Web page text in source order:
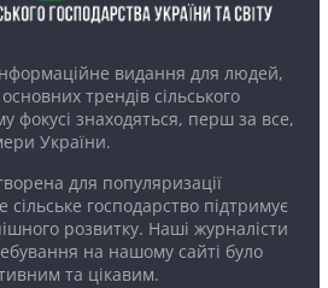
видання для людей,
трендів сільського
фокусі знаходяться, перш за все,
України.
для популяризації
господарство підтримує
розвитку. Наші журналісти
на нашому сайті було
та цікавим.